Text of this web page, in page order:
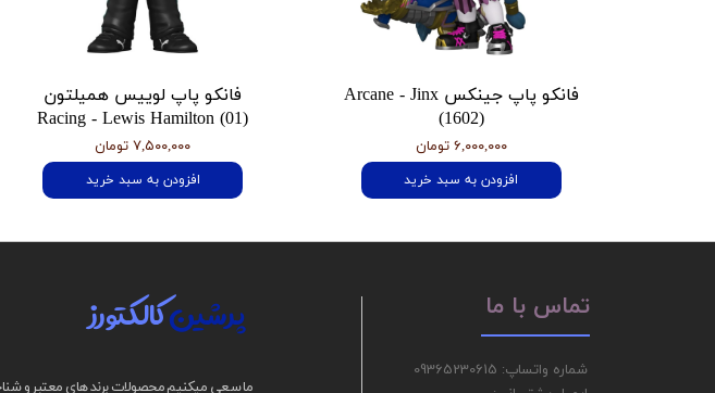
فانکو پاپ جینکس Arcane - Jinx
(1602)
۶,۰۰۰,۰۰۰ تومان
افزودن به سبد خرید
فانکو پاپ لوییس همیلتون
Racing - Lewis Hamilton (01)
۷,۵۰۰,۰۰۰ تومان
افزودن به سبد خرید
ما سعی میکنیم محصولات برند های معتبر و
پرشینکالکتورز
شماره واتساپ: 09365230615
تماس با ما